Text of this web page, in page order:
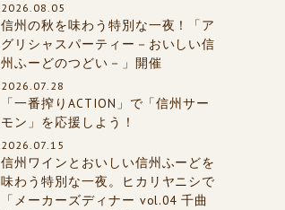
2026.08.05
信州の秋を味わう特別な一夜！「ア
グリシャスパーティー－おいしい信
州ふーどのつどい－」開催
2026.07.28
「一番搾りACTION」で「信州サー
モン」を応援しよう！
2026.07.15
信州ワインとおいしい信州ふーどを
味わう特別な一夜。ヒカリヤニシで
「メーカーズディナー vol.04 千曲